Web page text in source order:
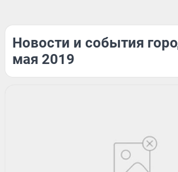
Новости и события
мая 2019